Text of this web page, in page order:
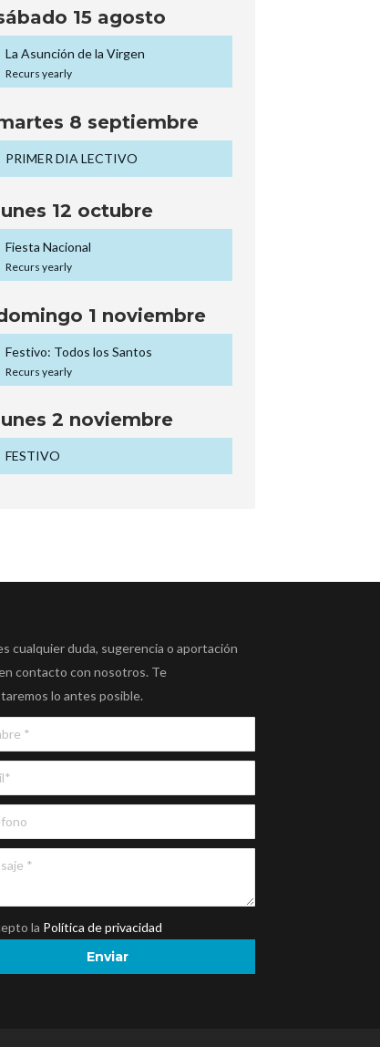
15 agosto
La Asunción de la Virgen
Recurs yearly
8 septiembre
PRIMER DIA LECTIVO
12 octubre
Fiesta Nacional
Recurs yearly
1 noviembre
Festivo: Todos los Santos
Recurs yearly
2 noviembre
FESTIVO
cualquier duda, sugerencia o aportación
contacto con nosotros. Te
lo antes posible.
la Política de privacidad